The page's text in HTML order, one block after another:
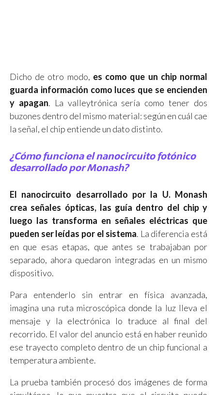
Dicho de otro modo, es como que un chip normal
guarda información como luces que se encienden
y apagan. La valleytrónica sería como tener dos
buzones dentro del mismo material: según en cuál cae
la señal, el chip entiende un dato distinto.
¿Cómo funciona el nanocircuito fotónico
desarrollado por Monash?
El nanocircuito desarrollado por la U. Monash
crea señales ópticas, las guía dentro del chip y
luego las transforma en señales eléctricas que
pueden ser leídas por el sistema. La diferencia está
en que esas etapas, que antes se trabajaban por
separado, ahora quedaron integradas en un mismo
dispositivo.
Para entenderlo sin entrar en física avanzada,
imagina una ruta microscópica donde la luz lleva el
mensaje y la electrónica lo traduce al final del
recorrido. El valor del anuncio está en haber reunido
ese trayecto completo dentro de un chip funcional a
temperatura ambiente.
La prueba también procesó dos imágenes de forma